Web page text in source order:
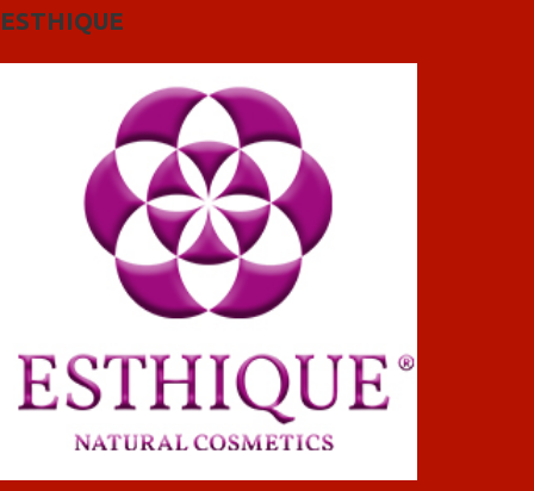
ESTHIQUE